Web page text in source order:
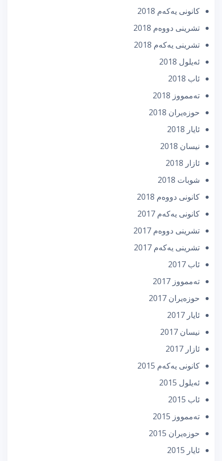
كانونی یه‌كه‌م 2018
تشرینی دووه‌م 2018
تشرینی یه‌كه‌م 2018
ئه‌یلول 2018
ئاب 2018
تەممووز 2018
حوزه‌یران 2018
ئایار 2018
نیسان 2018
ئازار 2018
شوبات 2018
كانونی دووه‌م 2018
كانونی یه‌كه‌م 2017
تشرینی دووه‌م 2017
تشرینی یه‌كه‌م 2017
ئاب 2017
تەممووز 2017
حوزه‌یران 2017
ئایار 2017
نیسان 2017
ئازار 2017
كانونی یه‌كه‌م 2015
ئه‌یلول 2015
ئاب 2015
تەممووز 2015
حوزه‌یران 2015
ئایار 2015